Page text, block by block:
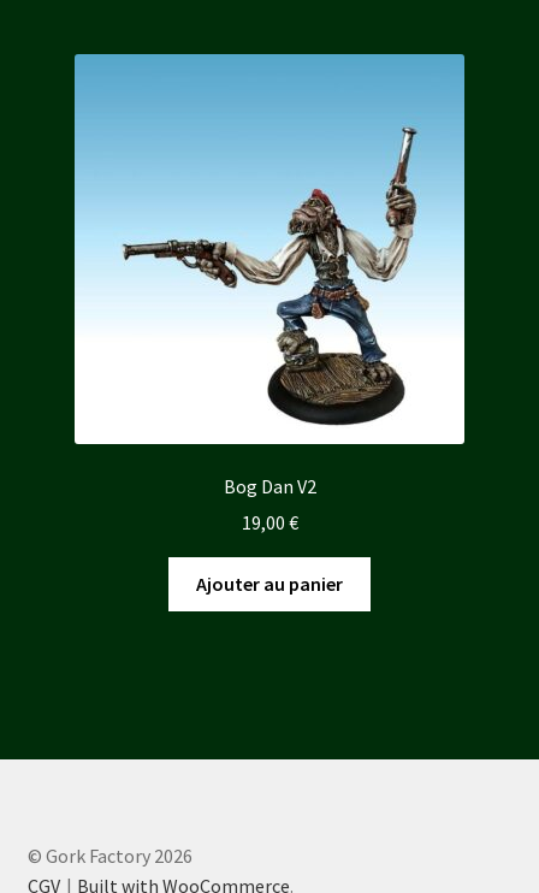
Bog Dan V2
19,00 €
Ajouter au panier
© Gork Factory 2026
CGV
Built with WooCommerce.